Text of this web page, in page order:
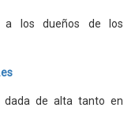
a los dueños de los
dada de alta tanto en